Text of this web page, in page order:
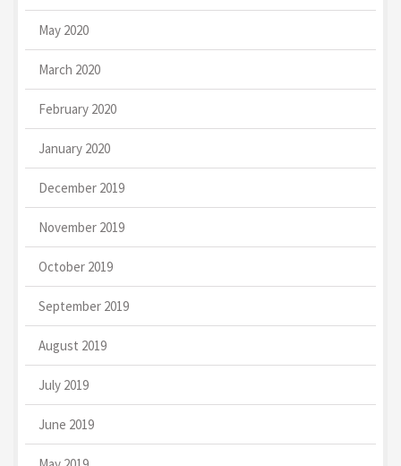
May 2020
March 2020
February 2020
January 2020
December 2019
November 2019
October 2019
September 2019
August 2019
July 2019
June 2019